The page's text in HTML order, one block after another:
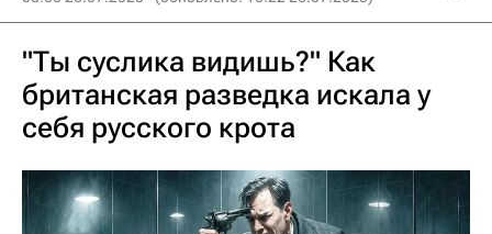
"Ты суслика видишь?" Как
британская разведка искала у
себя русского крота